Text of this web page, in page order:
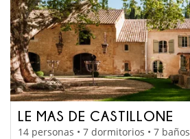
LE MAS DE CASTILLONE
14 personas • 7 dormitorios • 7 baños